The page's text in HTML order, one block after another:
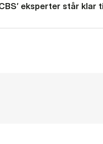
eksperter står klar